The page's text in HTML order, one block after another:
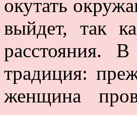
окутать
выйдет, так
расстояния.
традиция:
женщина